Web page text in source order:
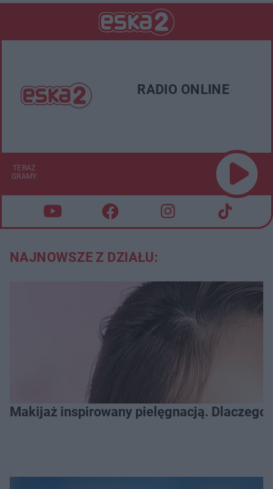
RADIO ONLINE
TERAZ
GRAMY
NAJNOWSZE Z DZIAŁU:
Makijaż inspirowany pielęgnacją.